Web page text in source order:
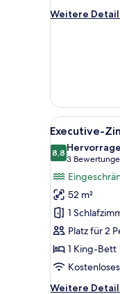
Weitere
Weitere
Alle
Fotos
für
Executive-
Zimmer
anzeigen
7
Executive-
8,88,8 von 10
3
(3
52 m²
1
Platz für 2
1 King-Bett
Weitere
Weitere